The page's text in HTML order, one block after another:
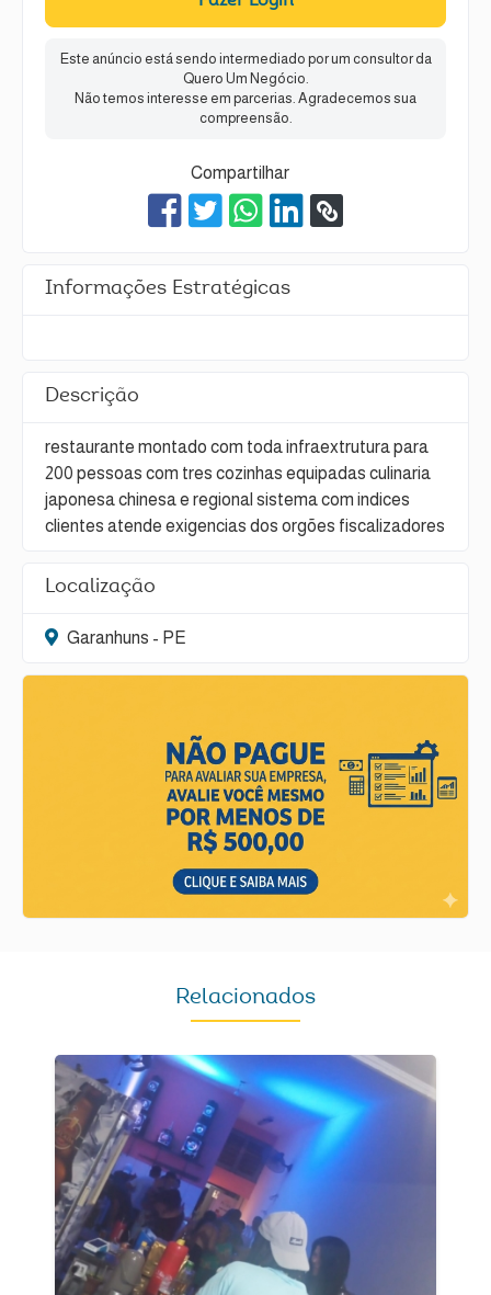
Este anúncio está sendo intermediado por um consultor da
Quero Um Negócio.
Não temos interesse em parcerias. Agradecemos sua
compreensão.
Compartilhar
Informações Estratégicas
Descrição
restaurante montado com toda infraextrutura para
200 pessoas com tres cozinhas equipadas culinaria
japonesa chinesa e regional sistema com indices
clientes atende exigencias dos orgões fiscalizadores
Localização
Garanhuns - PE
Relacionados